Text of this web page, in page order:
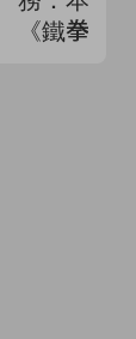
《鐵拳教